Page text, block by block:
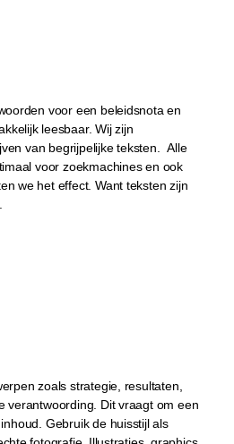
voor een beleidsnota en
leesbaar. Wij zijn
van begrijpelijke teksten. Alle
voor zoekmachines en ook
we het effect. Want teksten zijn
zoals strategie, resultaten,
verantwoording. Dit vraagt om een
Gebruik de huisstijl als